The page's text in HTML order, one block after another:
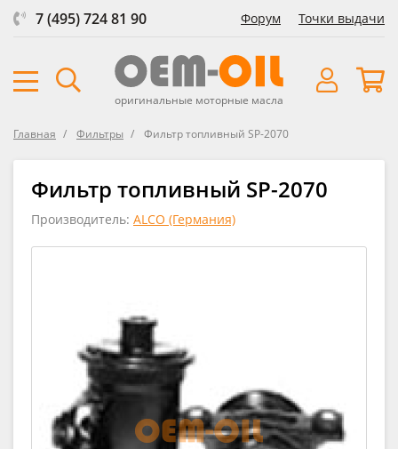
7 (495) 724 81 90 Форум Точки выдачи
оригинальные моторные масла
Главная Фильтры Фильтр топливный SP-2070
Фильтр топливный SP-2070
Производитель: ALCO (Германия)